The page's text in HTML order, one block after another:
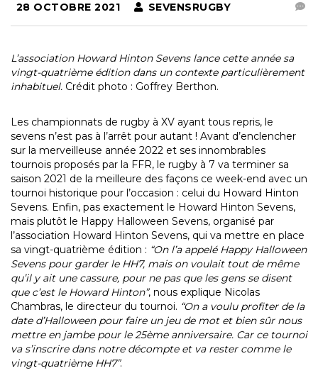
28 OCTOBRE 2021 SEVENSRUGBY
L’association Howard Hinton Sevens lance cette année sa
vingt-quatrième édition dans un contexte particulièrement
inhabituel. Crédit photo : Goffrey Berthon.
Les championnats de rugby à XV ayant tous repris, le
sevens n’est pas à l’arrêt pour autant ! Avant d’enclencher
sur la merveilleuse année 2022 et ses innombrables
tournois proposés par la FFR, le rugby à 7 va terminer sa
saison 2021 de la meilleure des façons ce week-end avec un
tournoi historique pour l’occasion : celui du Howard Hinton
Sevens. Enfin, pas exactement le Howard Hinton Sevens,
mais plutôt le Happy Halloween Sevens, organisé par
l’association Howard Hinton Sevens, qui va mettre en place
sa vingt-quatrième édition : “On l’a appelé Happy Halloween
Sevens pour garder le HH7, mais on voulait tout de même
qu’il y ait une cassure, pour ne pas que les gens se disent
que c’est le Howard Hinton”, nous explique Nicolas
Chambras, le directeur du tournoi. “On a voulu profiter de la
date d’Halloween pour faire un jeu de mot et bien sûr nous
mettre en jambe pour le 25ème anniversaire. Car ce tournoi
va s’inscrire dans notre décompte et va rester comme le
vingt-quatrième HH7”.